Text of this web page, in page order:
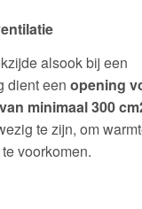
alsook bij een
dient een opening
minimaal 300
te zijn, om
voorkomen.